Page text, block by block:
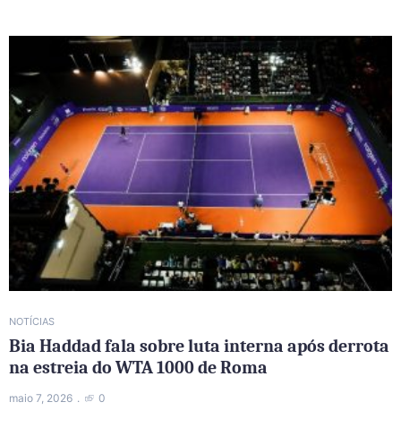
NOTÍCIAS
Bia Haddad fala sobre luta interna após derrota
na estreia do WTA 1000 de Roma
maio 7, 2026 0